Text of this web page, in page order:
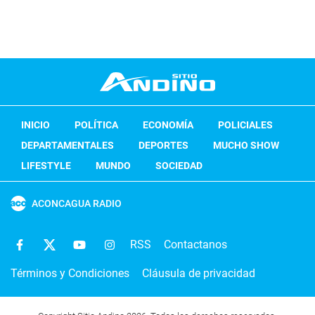
INICIO POLÍTICA ECONOMÍA
POLICIALES
DEPARTAMENTALES
DEPORTES
MUCHO SHOW
LIFESTYLE
MUNDO SOCIEDAD
ACONCAGUA RADIO
RSS Contactanos
Términos y Condiciones Cláusula de privacidad